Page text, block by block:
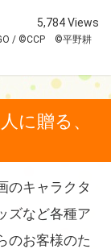
5,784 Views
/ ©CCP ©平野耕
に贈る、
のキャラクタ
ズなど各種ア
のお客様のた